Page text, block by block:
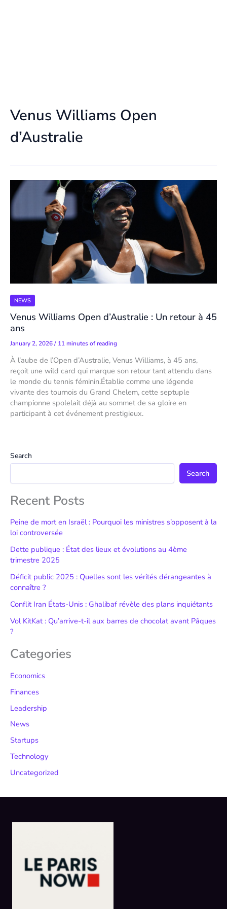
Venus Williams Open
d’Australie
NEWS
Venus Williams Open d’Australie : Un retour à 45
ans
January 2, 2026/ 11 minutes of reading
À l’aube de l’Open d’Australie, Venus Williams, à 45 ans,
reçoit une wild card qui marque son retour tant attendu dans
le monde du tennis féminin.Établie comme une légende
vivante des tournois du Grand Chelem, cette septuple
championne spolelait déjà au sommet de sa gloire en
participant à cet événement prestigieux.
Search
Search
Recent Posts
Peine de mort en Israël : Pourquoi les ministres s’opposent à la
loi controversée
Dette publique : État des lieux et évolutions au 4ème
trimestre 2025
Déficit public 2025 : Quelles sont les vérités dérangeantes à
connaître ?
Conflit Iran États-Unis : Ghalibaf révèle des plans inquiétants
Vol KitKat : Qu’arrive-t-il aux barres de chocolat avant Pâques
?
Categories
Economics
Finances
Leadership
News
Startups
Technology
Uncategorized